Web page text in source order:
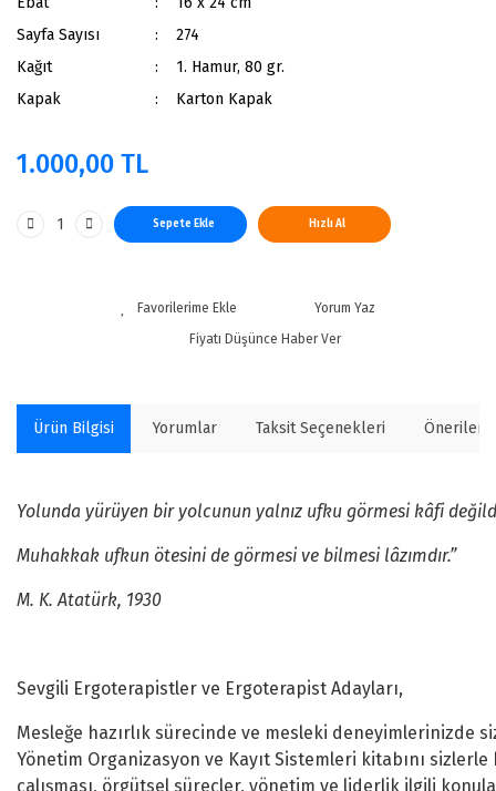
Sayfa Sayısı
274
Kağıt
1. Hamur, 80 gr.
Kapak
Karton Kapak
1.000,00 TL
Sepete Ekle Hızlı Al
Yorum Yaz
Fiyatı Düşünce Haber Ver
Ürün Bilgisi Yorumlar Taksit Seçenekleri
Yolunda yürüyen bir yolcunun yalnız ufku görmesi kâfi
Muhakkak ufkun ötesini de görmesi ve bilmesi lâzımdır.”
M. K. Atatürk, 1930
Sevgili Ergoterapistler ve Ergoterapist Adayları,
Mesleğe hazırlık sürecinde ve mesleki deneyimlerinizde
Yönetim Organizasyon ve Kayıt Sistemleri kitabını
çalışması, örgütsel süreçler, yönetim ve liderlik ilgili